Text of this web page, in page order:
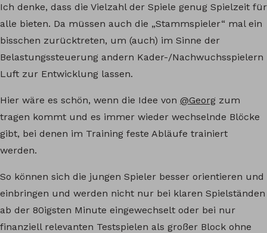
Ich denke, dass die Vielzahl der Spiele genug Spielzeit für
alle bieten. Da müssen auch die „Stammspieler“ mal ein
bisschen zurücktreten, um (auch) im Sinne der
Belastungssteuerung andern Kader-/Nachwuchsspielern
Luft zur Entwicklung lassen.
Hier wäre es schön, wenn die Idee von @Georg zum
tragen kommt und es immer wieder wechselnde Blöcke
gibt, bei denen im Training feste Abläufe trainiert
werden.
So können sich die jungen Spieler besser orientieren und
einbringen und werden nicht nur bei klaren Spielständen
ab der 80igsten Minute eingewechselt oder bei nur
finanziell relevanten Testspielen als großer Block ohne